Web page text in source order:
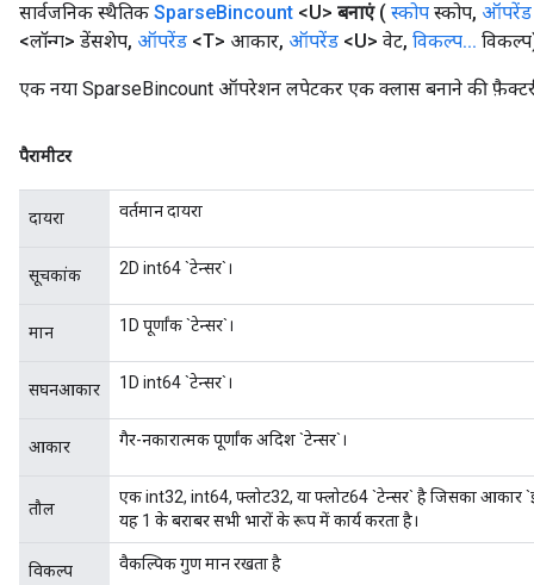
सार्वजनिक स्थैतिक SparseBincount <U> बनाएं ( स्कोप स्कोप, ऑपरेंड
<लॉन्ग> डेंसशेप, ऑपरेंड <T> आकार, ऑपरेंड <U> वेट, विकल्प...
एक नया SparseBincount ऑपरेशन लपेटकर एक क्लास बनाने की फ़ैक्टरी
पैरामीटर
दायरा वर्तमान दायरा
सूचकांक 2D int64 `टेन्सर`।
मान 1D पूर्णांक `टेन्सर`।
सघनआकार 1D int64 `टेन्सर`।
आकार गैर-नकारात्मक पूर्णांक अदिश `टेन्सर`।
तौल
एक int32, int64, फ्लोट32, या फ्लोट64 `टेन्सर` है जिसका आकार
यह 1 के बराबर सभी भारों के रूप में कार्य करता है।
विकल्प वैकल्पिक गुण मान रखता है